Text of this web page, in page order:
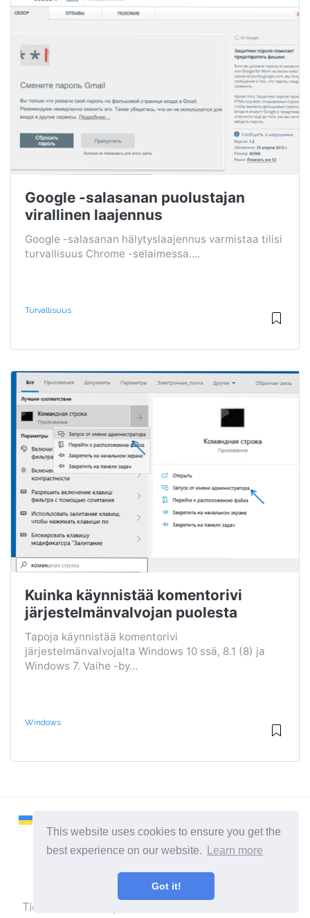
This website uses cookies to ensure you get the
best experience on our website.
Learn more
Got it!
Google -salasanan puolustajan
virallinen laajennus
Google -salasanan hälytyslaajennus varmistaa tilisi
turvallisuus Chrome -selaimessa....
Turvallisuus
Kuinka käynnistää komentorivi
järjestelmänvalvojan puolesta
Tapoja käynnistää komentorivi
järjestelmänvalvojalta Windows 10 ssä, 8.1 (8) ja
Windows 7. Vaihe -by...
Windows
2026 ©Remontcompa
Kaikki kategoriat
Tietokoneita ja käyttöjärjestelmiä käsittelevä sivusto